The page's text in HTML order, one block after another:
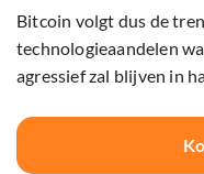
Bitcoin volgt dus de
technologieaandelen
agressief zal blijven in